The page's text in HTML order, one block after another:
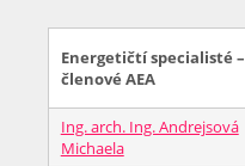
Energetičtí specialisté –
členové AEA
Ing. arch. Ing. Andrejsová
Michaela